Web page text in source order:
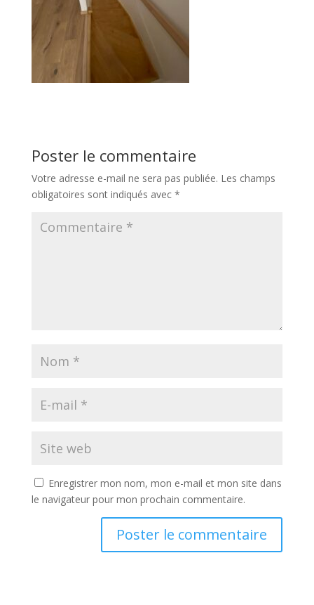
Poster le commentaire
Votre adresse e-mail ne sera pas publiée. Les champs
obligatoires sont indiqués avec *
Enregistrer mon nom, mon e-mail et mon site dans
le navigateur pour mon prochain commentaire.